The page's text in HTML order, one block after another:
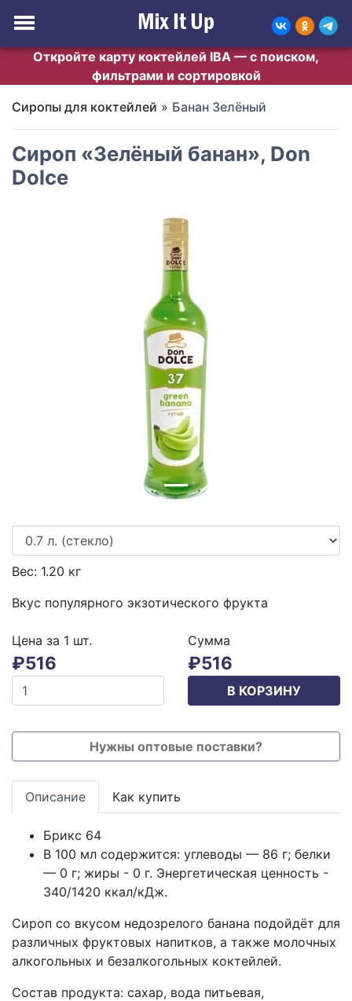
Откройте карту коктейлей IBA — с поиском,
фильтрами и сортировкой
Сиропы для коктейлей » Банан Зелёный
Сироп «Зелёный банан», Don
Dolce
Вес: 1.20 кг
Вкус популярного экзотического фрукта
Цена за 1 шт.
₽516
Сумма
₽516
В КОРЗИНУ
Нужны оптовые поставки?
Описание Как купить
Брикс 64
В 100 мл содержится: углеводы — 86 г; белки
— 0 г; жиры - 0 г. Энергетическая ценность -
340/1420 ккал/кДж.
Сироп со вкусом недозрелого банана подойдёт для
различных фруктовых напитков, а также молочных
алкогольных и безалкогольных коктейлей.
Состав продукта: сахар, вода питьевая,